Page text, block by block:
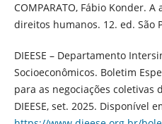
COMPARATO, Fábio Konder.
direitos humanos. 12. ed. São
DIEESE – Departamento
Socioeconômicos. Boletim
para as negociações coletivas
DIEESE, set. 2025. Disponível